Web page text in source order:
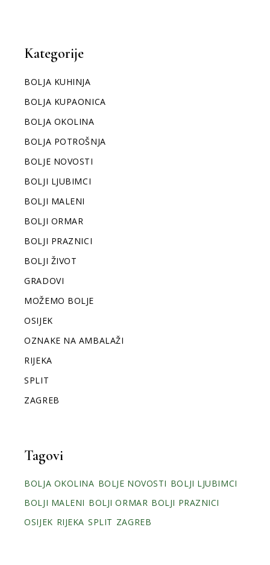
Kategorije
BOLJA KUHINJA
BOLJA KUPAONICA
BOLJA OKOLINA
BOLJA POTROŠNJA
BOLJE NOVOSTI
BOLJI LJUBIMCI
BOLJI MALENI
BOLJI ORMAR
BOLJI PRAZNICI
BOLJI ŽIVOT
GRADOVI
MOŽEMO BOLJE
OSIJEK
OZNAKE NA AMBALAŽI
RIJEKA
SPLIT
ZAGREB
Tagovi
BOLJA OKOLINA BOLJE NOVOSTI BOLJI LJUBIMCI
BOLJI MALENI BOLJI ORMAR BOLJI PRAZNICI
OSIJEK RIJEKA SPLIT ZAGREB